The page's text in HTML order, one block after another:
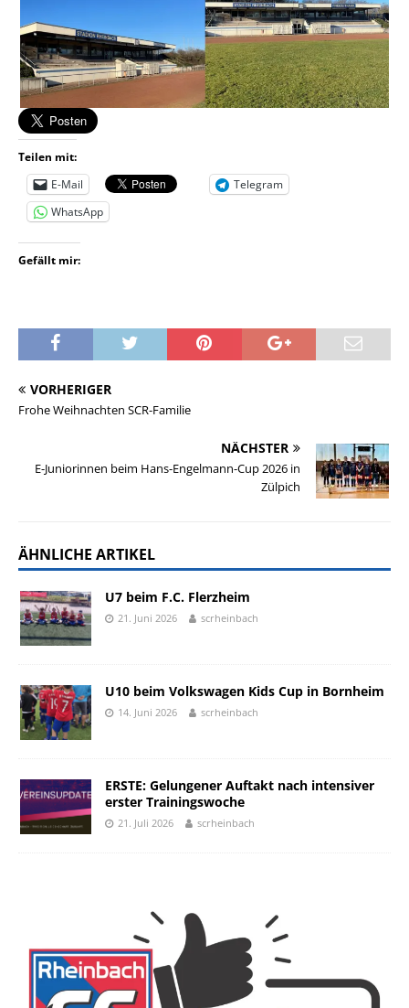
Teilen mit:
E-Mail
Telegram
WhatsApp
Gefällt mir:
VORHERIGER
Frohe Weihnachten SCR-Familie
NÄCHSTER
E-Juniorinnen beim Hans-Engelmann-Cup 2026 in
Zülpich
ÄHNLICHE ARTIKEL
U7 beim F.C. Flerzheim
21. Juni 2026 scrheinbach
U10 beim Volkswagen Kids Cup in Bornheim
14. Juni 2026 scrheinbach
ERSTE: Gelungener Auftakt nach intensiver
erster Trainingswoche
21. Juli 2026 scrheinbach